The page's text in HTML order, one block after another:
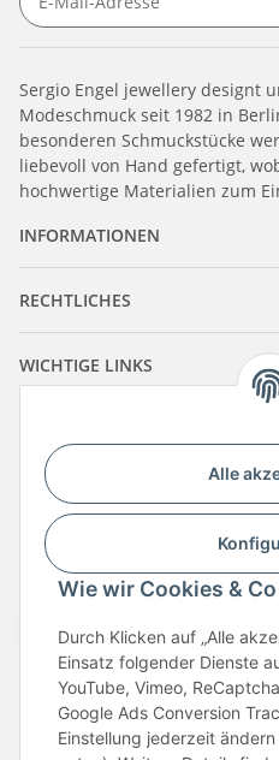
Sergio Engel jewellery designt
Modeschmuck seit 1982 in
besonderen Schmuckstücke
liebevoll von Hand gefertigt,
hochwertige Materialien zum
INFORMATIONEN
RECHTLICHES
WICHTIGE LINKS
Vertrag
Sicher bezahlen mit:
* Alle Preise inkl. gesetzlicher USt.,
Alle
Wie wir Cookies &
Durch Klicken auf „Alle
Einsatz folgender Dienste
YouTube, Vimeo,
Google Ads Conversion
Einstellung jederzeit